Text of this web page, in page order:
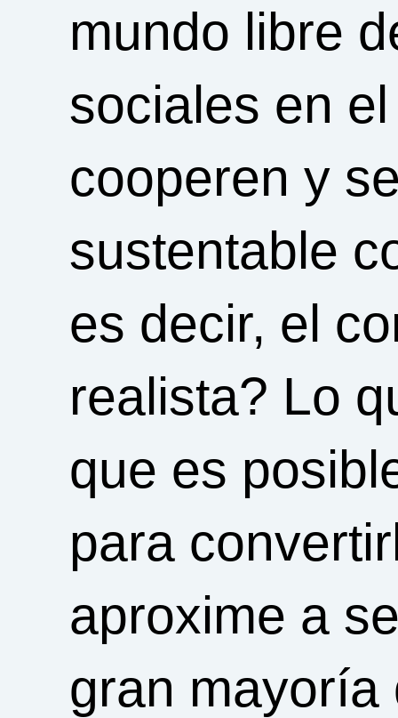
mundo libre
sociales en
cooperen y
sustentable
es decir, el
realista? Lo
que es
para
aproxime a
gran mayoría